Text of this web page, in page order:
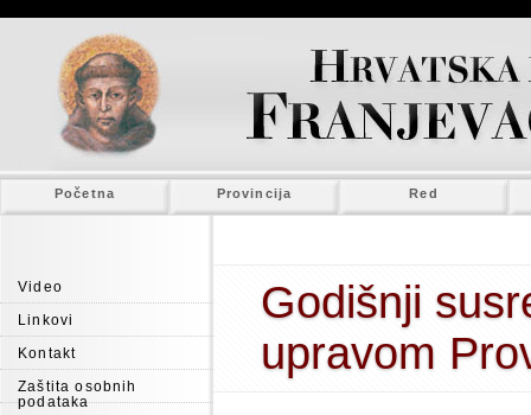
Početna Provincija Red
Video
Linkovi
Kontakt
Zaštita osobnih
podataka
Godišnji
upravom